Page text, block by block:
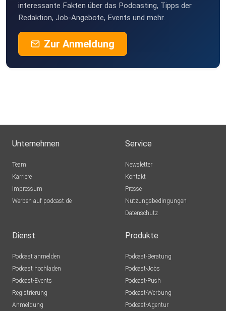
interessante Fakten über das Podcasting, Tipps der
Redaktion, Job-Angebote, Events und mehr.
Zur Anmeldung
Unternehmen
Team
Karriere
Impressum
Werben auf podcast.de
Service
Newsletter
Kontakt
Presse
Nutzungsbedingungen
Datenschutz
Dienst
Podcast anmelden
Podcast hochladen
Podcast-Events
Registrierung
Anmeldung
Produkte
Podcast-Beratung
Podcast-Jobs
Podcast-Push
Podcast-Werbung
Podcast-Agentur